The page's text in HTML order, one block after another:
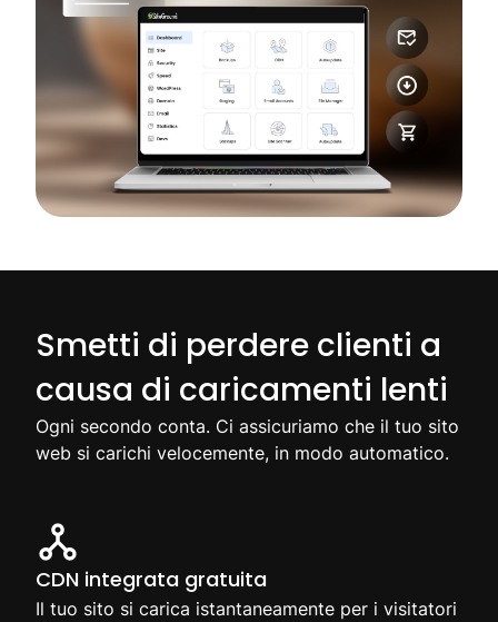
Smetti di perdere clienti a
causa di caricamenti lenti
Ogni secondo conta. Ci assicuriamo che il tuo sito
web si carichi velocemente, in modo automatico.
CDN integrata gratuita
Il tuo sito si carica istantaneamente per i visitatori